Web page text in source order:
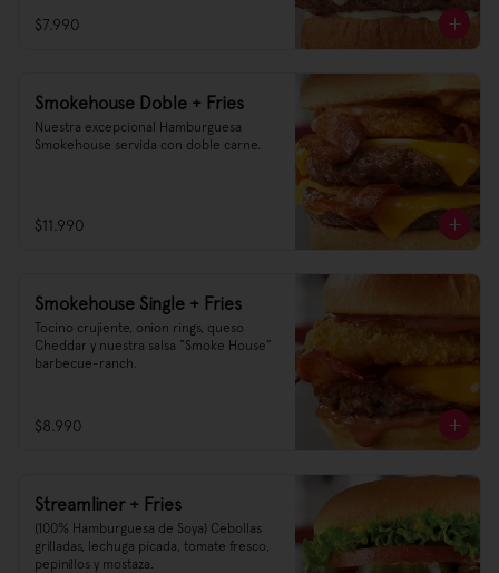
$7.990
Smokehouse Doble + Fries
Nuestra excepcional Hamburguesa
Smokehouse servida con doble carne.
$11.990
Smokehouse Single + Fries
Tocino crujiente, onion rings, queso
Cheddar y nuestra salsa “Smoke House”
barbecue-ranch.
$8.990
Streamliner + Fries
(100% Hamburguesa de Soya) Cebollas
grilladas, lechuga picada, tomate fresco,
pepinillos y mostaza.